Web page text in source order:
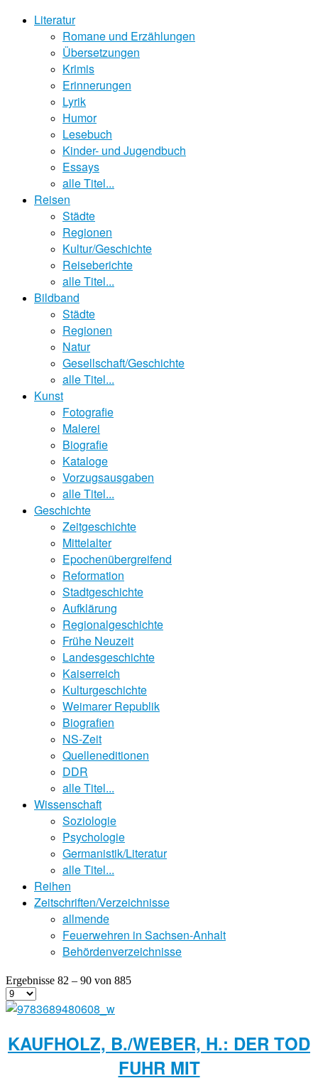
Literatur
Romane und Erzählungen
Übersetzungen
Krimis
Erinnerungen
Lyrik
Humor
Lesebuch
Kinder- und Jugendbuch
Essays
alle Titel...
Reisen
Städte
Regionen
Kultur/Geschichte
Reiseberichte
alle Titel...
Bildband
Städte
Regionen
Natur
Gesellschaft/Geschichte
alle Titel...
Kunst
Fotografie
Malerei
Biografie
Kataloge
Vorzugsausgaben
alle Titel...
Geschichte
Zeitgeschichte
Mittelalter
Epochenübergreifend
Reformation
Stadtgeschichte
Aufklärung
Regionalgeschichte
Frühe Neuzeit
Landesgeschichte
Kaiserreich
Kulturgeschichte
Weimarer Republik
Biografien
NS-Zeit
Quelleneditionen
DDR
alle Titel...
Wissenschaft
Soziologie
Psychologie
Germanistik/Literatur
alle Titel...
Reihen
Zeitschriften/Verzeichnisse
allmende
Feuerwehren in Sachsen-Anhalt
Behördenverzeichnisse
Ergebnisse 82 – 90 von 885
KAUFHOLZ, B./WEBER, H.: DER TOD
FUHR MIT